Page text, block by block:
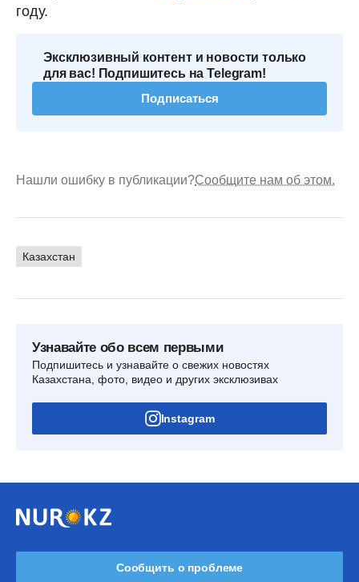
году.
Эксклюзивный контент и новости только
для вас! Подпишитесь на Telegram!
Подписаться
Нашли ошибку в публикации?Сообщите нам об этом.
Казахстан
Узнавайте обо всем первыми
Подпишитесь и узнавайте о свежих новостях
Казахстана, фото, видео и других эксклюзивах
Instagram
Сообщить о проблеме